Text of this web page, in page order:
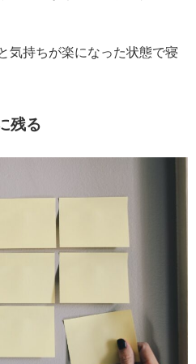
気持ちが楽になった状態で寝
残る